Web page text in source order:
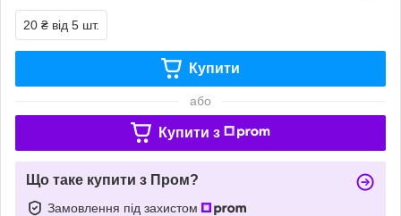
20 ₴ від 5 шт.
Купити
або
Купити з
Що таке купити з Пром?
Замовлення під захистом